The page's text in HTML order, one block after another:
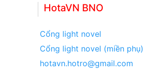
HotaVN BNO
Cổng light novel
Cổng light novel (miền phụ)
hotavn.hotro@gmail.com